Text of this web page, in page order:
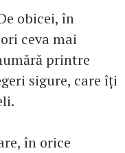
obicei, în
ceva mai
printre
sigure, care îți
în orice